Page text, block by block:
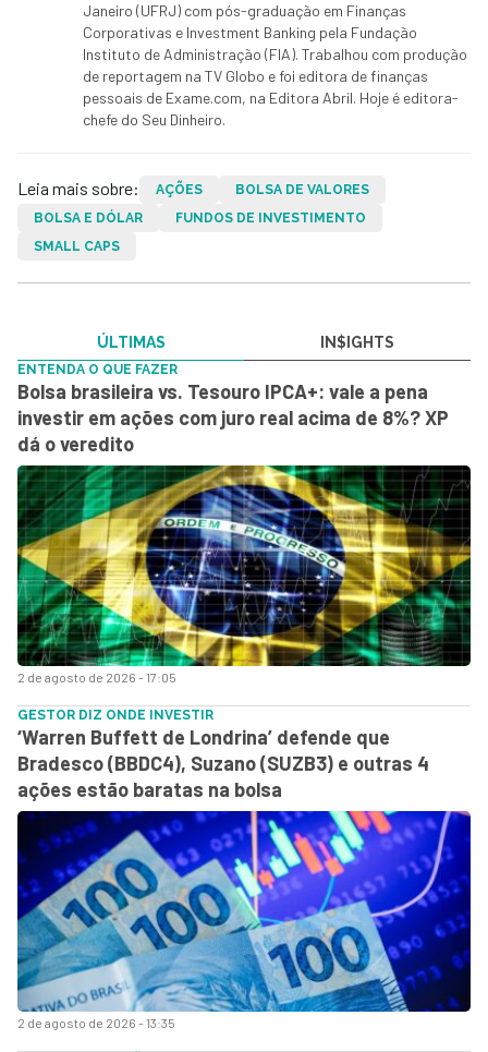
Janeiro (UFRJ) com pós-graduação em Finanças
Corporativas e Investment Banking pela Fundação
Instituto de Administração (FIA). Trabalhou com produção
de reportagem na TV Globo e foi editora de finanças
pessoais de Exame.com, na Editora Abril. Hoje é editora-
chefe do Seu Dinheiro.
Leia mais sobre: AÇÕES
BOLSA DE VALORES
BOLSA E DÓLAR
FUNDOS DE INVESTIMENTO
SMALL CAPS
ÚLTIMAS IN$IGHTS
2 de agosto de 2026 - 17:05
ENTENDA O QUE FAZER
Bolsa brasileira vs. Tesouro IPCA+: vale a pena
investir em ações com juro real acima de 8%? XP
dá o veredito
2 de agosto de 2026 - 13:35
GESTOR DIZ ONDE INVESTIR
‘Warren Buffett de Londrina’ defende que
Bradesco (BBDC4), Suzano (SUZB3) e outras 4
ações estão baratas na bolsa